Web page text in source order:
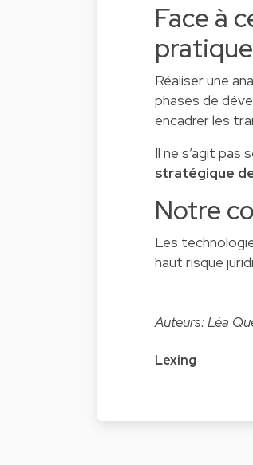
Face à
Réaliser une
phases de
encadrer les
Il ne s’agit pas
stratégique
Notre
Les
haut risque
Auteurs: Léa
Lexing